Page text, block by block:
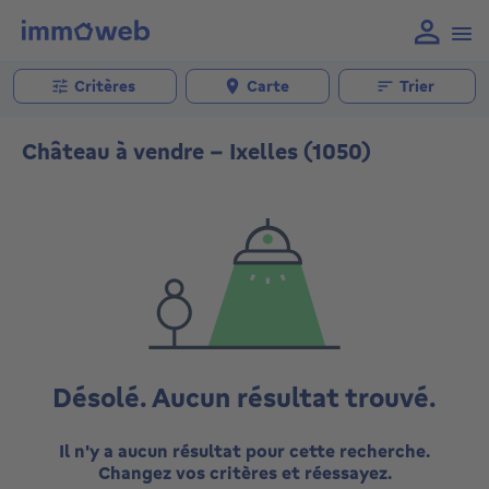
Critères Carte Trier
Château à vendre - Ixelles (1050)
Désolé. Aucun résultat trouvé.
Il n'y a aucun résultat pour cette recherche.
Changez vos critères et réessayez.